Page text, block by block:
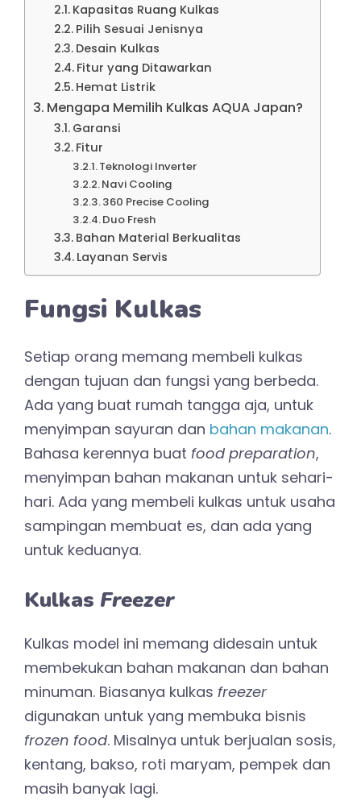
Kapasitas Ruang Kulkas
Pilih Sesuai Jenisnya
Desain Kulkas
Fitur yang Ditawarkan
Hemat Listrik
Mengapa Memilih Kulkas AQUA Japan?
Garansi
Fitur
Teknologi Inverter
Navi Cooling
360 Precise Cooling
Duo Fresh
Bahan Material Berkualitas
Layanan Servis
Fungsi Kulkas
Setiap orang memang membeli kulkas
dengan tujuan dan fungsi yang berbeda.
Ada yang buat rumah tangga aja, untuk
menyimpan sayuran dan bahan makanan.
Bahasa kerennya buat food preparation,
menyimpan bahan makanan untuk sehari-
hari. Ada yang membeli kulkas untuk usaha
sampingan membuat es, dan ada yang
untuk keduanya.
Kulkas Freezer
Kulkas model ini memang didesain untuk
membekukan bahan makanan dan bahan
minuman. Biasanya kulkas freezer
digunakan untuk yang membuka bisnis
frozen food. Misalnya untuk berjualan sosis,
kentang, bakso, roti maryam, pempek dan
masih banyak lagi.